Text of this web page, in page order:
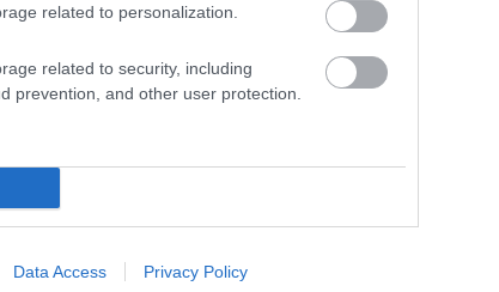
related to personalization.
related to security, including
prevention, and other user protection.
Data Access Privacy Policy
3-ig